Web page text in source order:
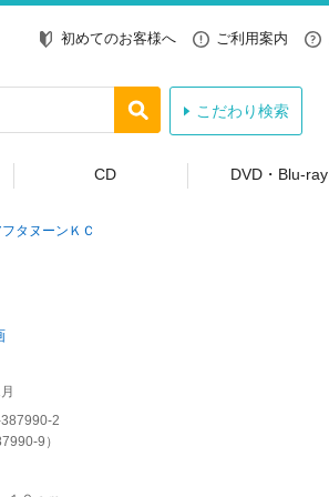
初めてのお客様へ ご利用案内
こだわり検索
CD DVD・Blu-ray
タヌーンＫＣ
2
9 ）